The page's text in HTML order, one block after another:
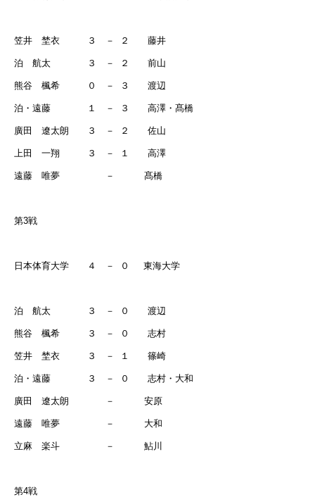
笠井 埜衣 ３ － ２ 藤井
泊 航太 ３ － ２ 前山
熊谷 楓希 ０ － ３ 渡辺
泊・遠藤 １ － ３ 高澤・髙橋
廣田 遼太朗 ３ － ２ 佐山
上田 一翔 ３ － １ 高澤
遠藤 唯夢 － 髙橋
第3戦
日本体育大学 ４ － ０ 東海大学
泊 航太 ３ － ０ 渡辺
熊谷 楓希 ３ － ０ 志村
笠井 埜衣 ３ － １ 篠崎
泊・遠藤 ３ － ０ 志村・大和
廣田 遼太朗 － 安原
遠藤 唯夢 － 大和
立麻 楽斗 － 鮎川
第4戦